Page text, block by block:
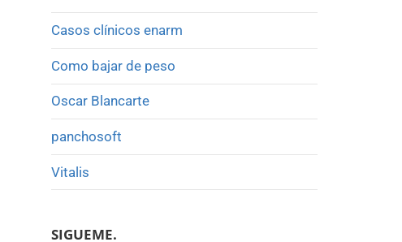
Casos clínicos enarm
Como bajar de peso
Oscar Blancarte
panchosoft
Vitalis
SIGUEME.